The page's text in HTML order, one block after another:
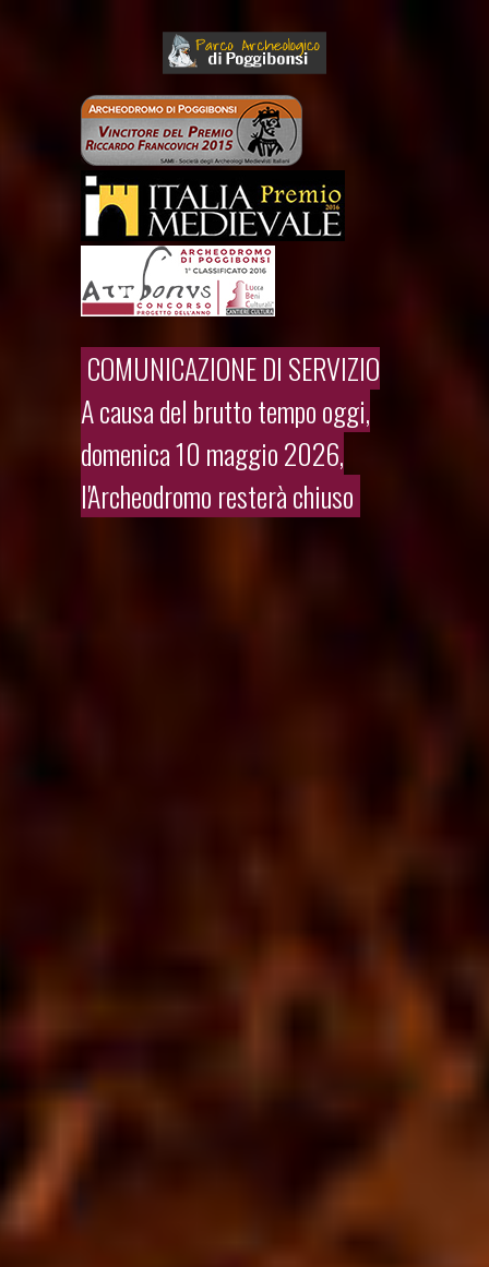
COMUNICAZIONE DI SERVIZIO
A causa del brutto tempo oggi,
domenica 10 maggio 2026,
l'Archeodromo resterà chiuso